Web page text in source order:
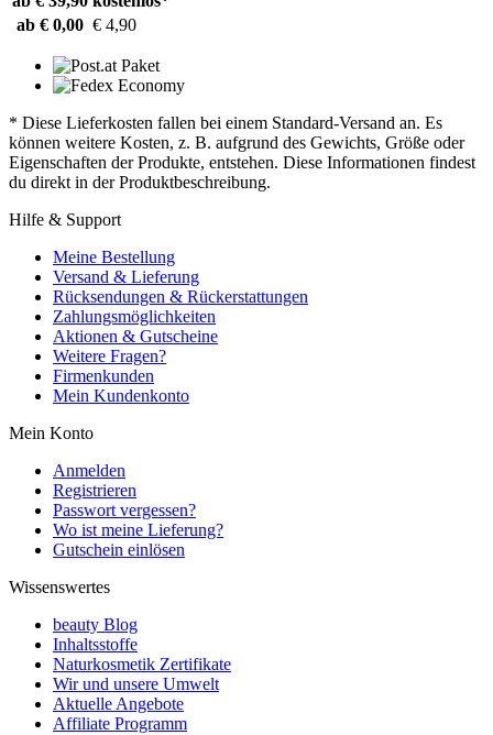
ab € 0,00 € 4,90
* Diese Lieferkosten fallen bei einem Standard-Versand an. Es
können weitere Kosten, z. B. aufgrund des Gewichts, Größe oder
Eigenschaften der Produkte, entstehen. Diese Informationen findest
du direkt in der Produktbeschreibung.
Hilfe & Support
Meine Bestellung
Versand & Lieferung
Rücksendungen & Rückerstattungen
Zahlungsmöglichkeiten
Aktionen & Gutscheine
Weitere Fragen?
Firmenkunden
Mein Kundenkonto
Mein Konto
Anmelden
Registrieren
Passwort vergessen?
Wo ist meine Lieferung?
Gutschein einlösen
Wissenswertes
beauty Blog
Inhaltsstoffe
Naturkosmetik Zertifikate
Wir und unsere Umwelt
Aktuelle Angebote
Affiliate Programm